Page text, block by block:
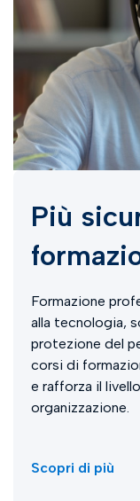
Più
Formazione
alla tecnologia,
protezione del
corsi di
e rafforza il
organizzazione.
Scopri di più